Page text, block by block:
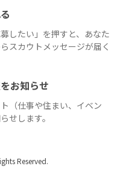
したい」を押すと、あなた
スカウトメッセージが届く
お知らせ
（仕事や住まい、イベン
せします。
Reserved.